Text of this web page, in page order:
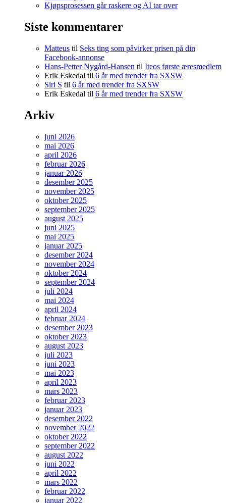
Kjøpsprosessen går raskere og AI tar over
Siste kommentarer
Matteus til Seks ting som påvirker prisen på din
Facebook-annonse
Hans-Petter Nygård-Hansen til Iteos første æresmedlem
Erik Eskedal til 6 år med trender fra SXSW
Siri S til 6 år med trender fra SXSW
Erik Eskedal til 6 år med trender fra SXSW
Arkiv
juni 2026
mai 2026
april 2026
februar 2026
januar 2026
desember 2025
november 2025
oktober 2025
september 2025
august 2025
juni 2025
mai 2025
januar 2025
desember 2024
november 2024
oktober 2024
september 2024
juli 2024
mai 2024
april 2024
februar 2024
desember 2023
oktober 2023
august 2023
juli 2023
juni 2023
mai 2023
april 2023
mars 2023
februar 2023
januar 2023
desember 2022
november 2022
oktober 2022
september 2022
august 2022
juni 2022
april 2022
mars 2022
februar 2022
januar 2022